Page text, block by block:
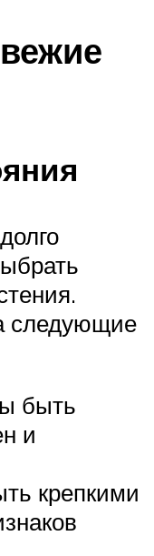
следующие
быть
и
крепкими